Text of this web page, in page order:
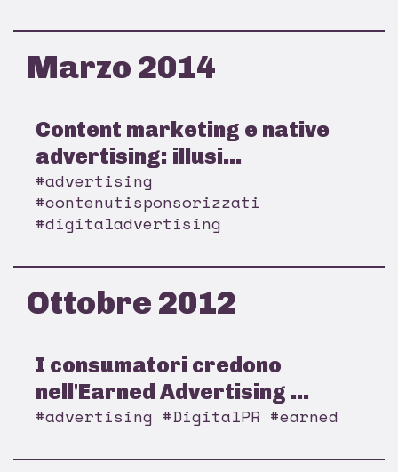
Marzo 2014
Content marketing e native
advertising: illusi...
#advertising
#contenutisponsorizzati
#digitaladvertising
Ottobre 2012
I consumatori credono
nell'Earned Advertising ...
#advertising #DigitalPR #earned